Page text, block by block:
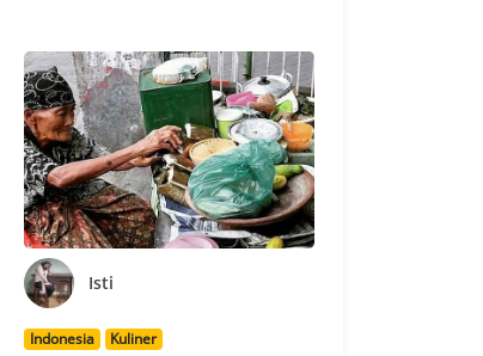
Isti
Indonesia Kuliner